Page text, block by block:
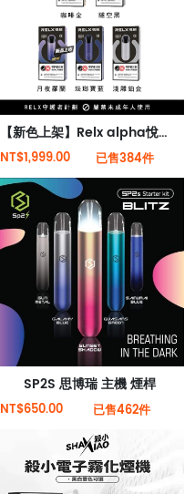
【新色上架】Relx alpha悅刻2代阿爾法霧化電子煙 原裝正版
NT$1,999.00 已售384件
SP2S 思博瑞 主機 煙桿
NT$650.00 已售462件